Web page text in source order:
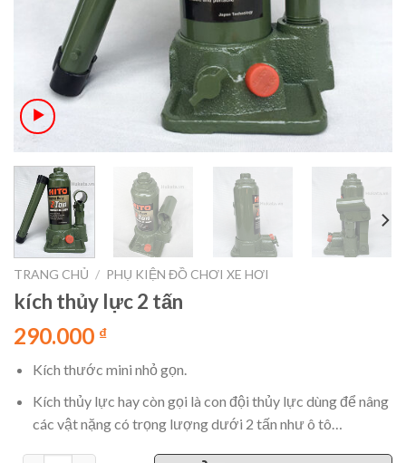
TRANG CHỦ / PHỤ KIỆN ĐỒ CHƠI XE HƠI
kích thủy lực 2 tấn
290.000 ₫
Kích thước mini nhỏ gọn.
Kích thủy lực hay còn gọi là con đội thủy lực dùng để nâng
các vật nặng có trọng lượng dưới 2 tấn như ô tô…